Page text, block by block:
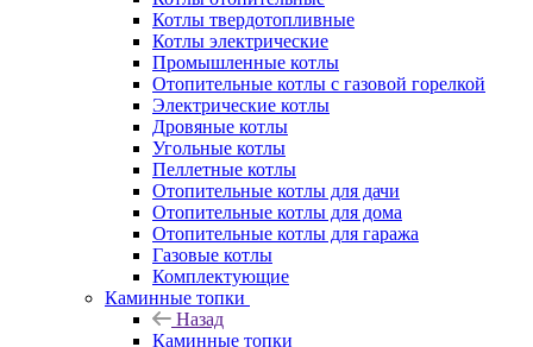
Котлы твердотопливные
Котлы электрические
Промышленные котлы
Отопительные котлы с газовой горелкой
Электрические котлы
Дровяные котлы
Угольные котлы
Пеллетные котлы
Отопительные котлы для дачи
Отопительные котлы для дома
Отопительные котлы для гаража
Газовые котлы
Комплектующие
Каминные топки
Назад
Каминные топки